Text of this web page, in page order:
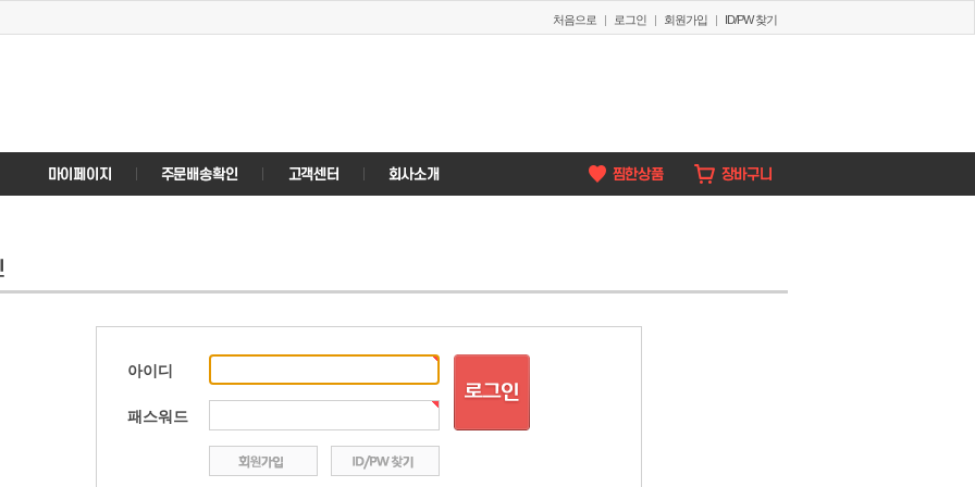
처음으로 | 로그인 | 회원가입 | ID/PW 찾기
아이디
패스워드